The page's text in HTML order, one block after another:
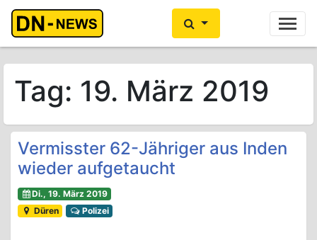
Ihre Anzeige hier? Jetzt informieren
Tag: 19. März 2019
Vermisster 62-Jähriger aus Inden
wieder aufgetaucht
Di., 19. März 2019
Düren
Polizei